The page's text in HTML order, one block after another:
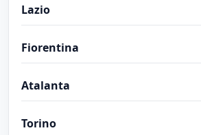
Lazio
Fiorentina
Atalanta
Torino